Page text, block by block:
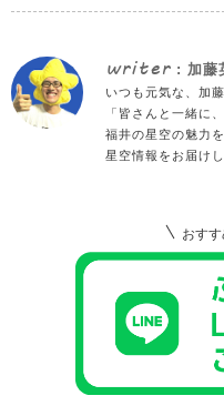
writer : 加藤
いつも元気な、加
「皆さんと一緒に
福井の星空の魅力
星空情報をお届け
おす